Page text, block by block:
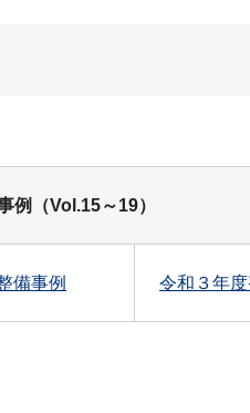
例（Vol.15～19）
備事例 令和３年